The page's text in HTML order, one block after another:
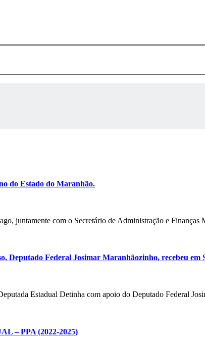
do Estado do Maranhão.
juntamente com o Secretário de Administração e
Deputado Federal Josimar Maranhãozinho, recebeu
Estadual Detinha com apoio do Deputado Federal
– PPA (2022-2025)